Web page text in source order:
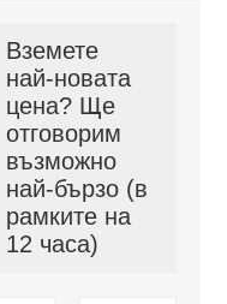
Вземете
най-новата
цена? Ще
отговорим
възможно
най-бързо (в
рамките на
12 часа)